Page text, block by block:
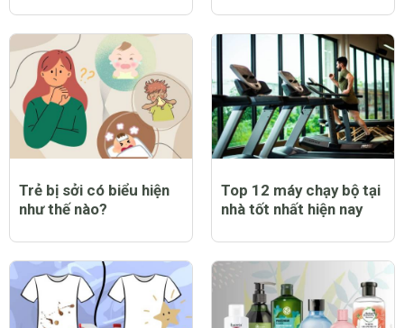
Trẻ bị sởi có biểu hiện
như thế nào?
Top 12 máy chạy bộ tại
nhà tốt nhất hiện nay